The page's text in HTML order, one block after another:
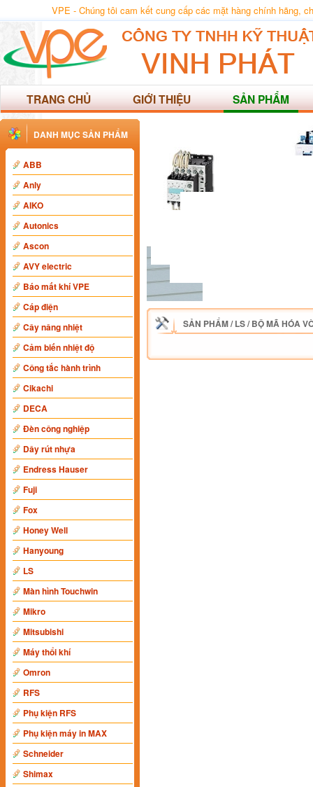
VPE - Chúng tôi cam kết cung cấp các mặt hàng chính hãng,
TRANG CHỦ GIỚI THIỆU SẢN PHẨM
DANH MỤC SẢN PHẨM
ABB
Anly
AIKO
Autonics
Ascon
AVY electric
Báo mất khí VPE
Cáp điện
Cây nâng nhiệt
Cảm biến nhiệt độ
Công tắc hành trình
Cikachi
DECA
Đèn công nghiệp
Dây rút nhựa
Endress Hauser
Fuji
Fox
Honey Well
Hanyoung
LS
Màn hình Touchwin
Mikro
Mitsubishi
Máy thổi khí
Omron
RFS
Phụ kiện RFS
Phụ kiện máy in MAX
Schneider
Shimax
SẢN PHẨM/LS/BỘ MÃ HÓA